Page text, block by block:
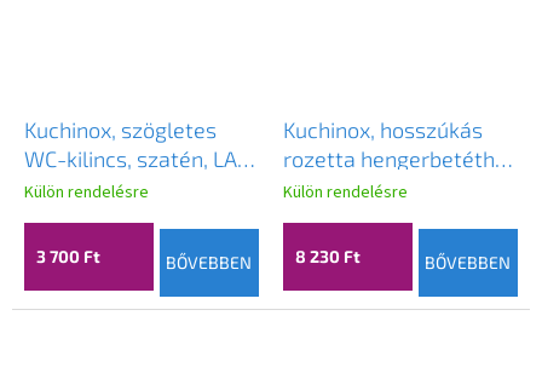
Kuchinox, szögletes
WC-kilincs, szatén, LAV-
LK3_303S
Külön rendelésre
3 700 Ft BŐVEBBEN
Kuchinox, hosszúkás
rozetta hengerbetéthez
127x50x9 mm, szatén,
LAV-LZ3_302S
Külön rendelésre
8 230 Ft BŐVEBBEN